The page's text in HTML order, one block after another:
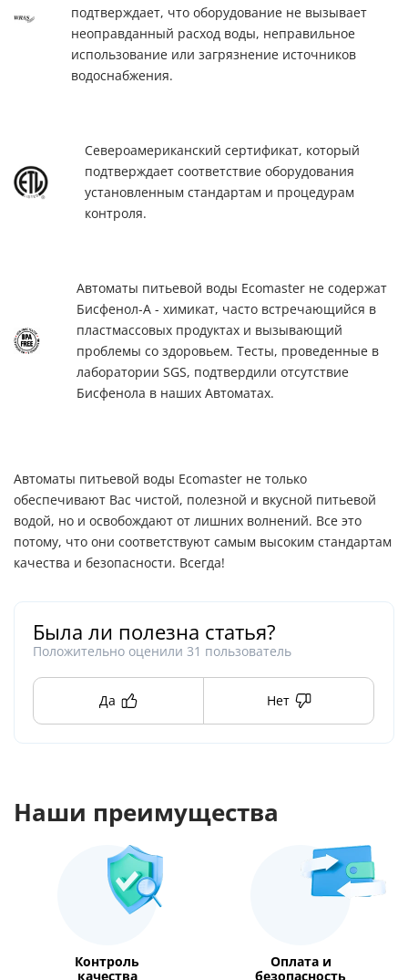
подтверждает, что оборудование не вызывает
неоправданный расход воды, неправильное
использование или загрязнение источников
водоснабжения.
Североамериканский сертификат, который
подтверждает соответствие оборудования
установленным стандартам и процедурам
контроля.
Автоматы питьевой воды Ecomaster не содержат
Бисфенол-А - химикат, часто встречающийся в
пластмассовых продуктах и вызывающий
проблемы со здоровьем. Тесты, проведенные в
лаборатории SGS, подтвердили отсутствие
Бисфенола в наших Автоматах.
Автоматы питьевой воды Ecomaster не только
обеспечивают Вас чистой, полезной и вкусной питьевой
водой, но и освобождают от лишних волнений. Все это
потому, что они соответствуют самым высоким стандартам
качества и безопасности. Всегда!
Была ли полезна статья?
Положительно оценили 31 пользователь
Да Нет
Наши преимущества
Контроль
качества
Оплата и
безопасность